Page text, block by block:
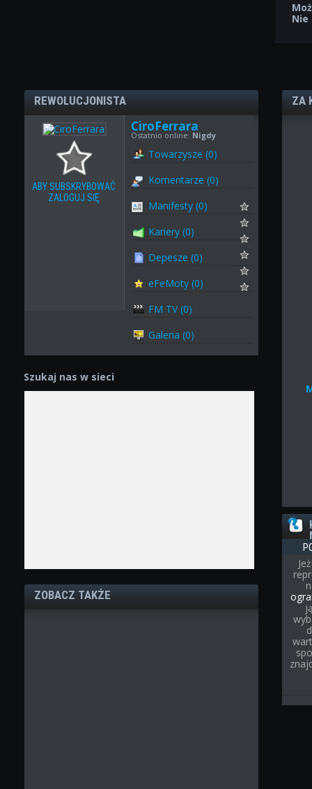
REWOLUCJONISTA
ABY SUBSKRYBOWAĆ
ZALOGUJ SIĘ
CiroFerrara
Ostatnio online: Nigdy
Towarzysze (0)
Komentarze (0)
Manifesty (0)
Kariery (0)
Depesze (0)
eFeMoty (0)
FM TV (0)
Galeria (0)
Szukaj nas w sieci
ZOBACZ TAKŻE
ZA